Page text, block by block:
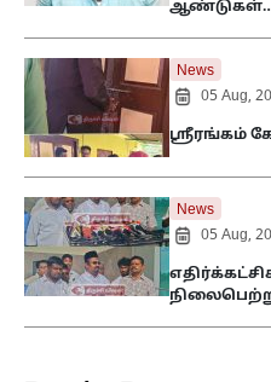
News
05 Aug,
ஸ்ரீரங்கம்
News
05 Aug,